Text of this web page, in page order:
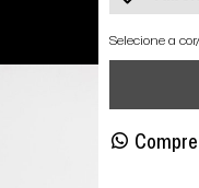
Selecione a